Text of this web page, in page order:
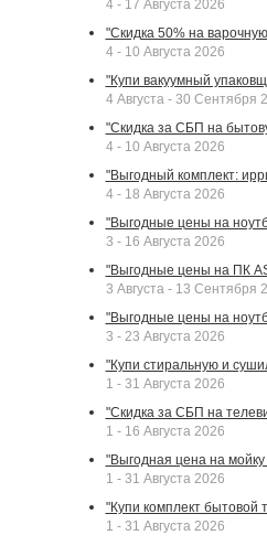
4 - 17 Августа 2026
"Скидка 50% на
4 - 10 Августа 2026
"Купи вакуумный
4 Августа - 30 Сентября
"Скидка за СБП на
4 - 10 Августа 2026
"Выгодный комплект:
4 - 18 Августа 2026
"Выгодные цены на
3 - 16 Августа 2026
"Выгодные цены на ПК
3 Августа - 13 Сентября
"Выгодные цены на
3 - 23 Августа 2026
"Купи стиральную и
1 - 31 Августа 2026
"Скидка за СБП на
1 - 16 Августа 2026
"Выгодная цена на
1 - 31 Августа 2026
"Купи комплект бытовой
1 - 31 Августа 2026